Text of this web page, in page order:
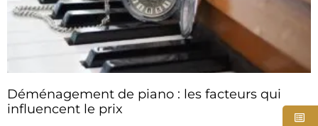
Déménagement de piano : les facteurs qui
influencent le prix